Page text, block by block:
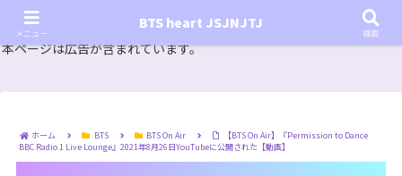
『In the SOOP BTS ver.』シーズン2放送決定！いつから始まる？インザスープの放送開始日・視聴
方法は？【In the SOOP BTS ver. Season 2】
本ページは広告が含まれています。
ホーム BTS BTS On Air
【BTS On Air】『Permission to Dance
BBC Radio 1 Live Lounge』2021年8月26日YouTubeに公開された【動画】
メニュー
BTS heart JSJNJTJ
検索